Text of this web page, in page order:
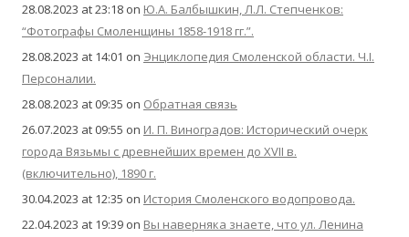
28.08.2023 at 23:18 on Ю.А. Балбышкин, Л.Л. Степченков:
“Фотографы Смоленщины 1858-1918 гг.”.
28.08.2023 at 14:01 on Энциклопедия Смоленской области. Ч.I.
Персоналии.
28.08.2023 at 09:35 on Обратная связь
26.07.2023 at 09:55 on И. П. Виноградов: Исторический очерк
города Вязьмы с древнейших времен до XVII в.
(включительно), 1890 г.
30.04.2023 at 12:35 on История Смоленского водопровода.
22.04.2023 at 19:39 on Вы наверняка знаете, что ул. Ленина